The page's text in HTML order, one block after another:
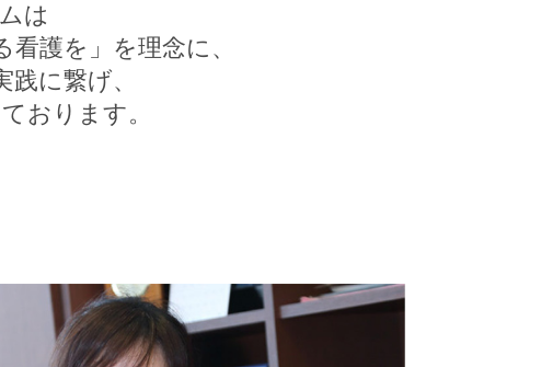
は
護を」を理念に、
に繋げ、
おります。